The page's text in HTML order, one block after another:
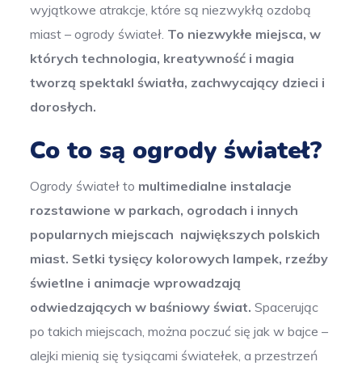
wyjątkowe atrakcje, które są niezwykłą ozdobą
miast – ogrody świateł. To niezwykłe miejsca, w
których technologia, kreatywność i magia
tworzą spektakl światła, zachwycający dzieci i
dorosłych.
Co to są ogrody świateł?
Ogrody świateł to multimedialne instalacje
rozstawione w parkach, ogrodach i innych
popularnych miejscach największych polskich
miast. Setki tysięcy kolorowych lampek, rzeźby
świetlne i animacje wprowadzają
odwiedzających w baśniowy świat. Spacerując
po takich miejscach, można poczuć się jak w bajce –
alejki mienią się tysiącami światełek, a przestrzeń